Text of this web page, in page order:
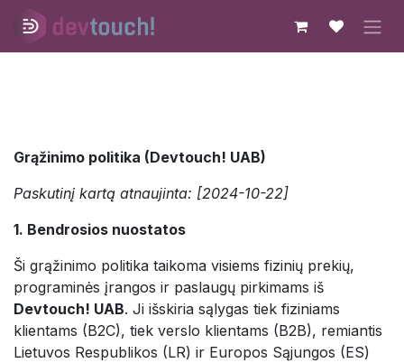
Skip to Content
Grąžinimo politika (Devtouch! UAB)
Paskutinį kartą atnaujinta: [2024-10-22]
1. Bendrosios nuostatos
Ši grąžinimo politika taikoma visiems fizinių prekių,
programinės įrangos ir paslaugų pirkimams iš
Devtouch! UAB. Ji išskiria sąlygas tiek fiziniams
klientams (B2C), tiek verslo klientams (B2B), remiantis
Lietuvos Respublikos (LR) ir Europos Sąjungos (ES)